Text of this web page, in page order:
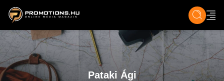
ZENE, FILM & KULT ÉLET TECH &
Pataki Ági